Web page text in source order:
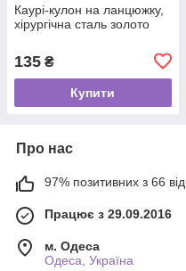
Каурі-кулон на ланцюжку,
хірургічна сталь золото
135 ₴
Купити
Про нас
97% позитивних з 66
Працює з 29.09.2016
м. Одеса
Одеса, Україна